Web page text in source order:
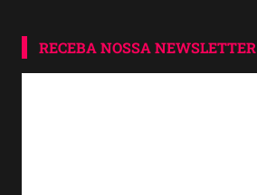
RECEBA NOSSA NEWSLETTER